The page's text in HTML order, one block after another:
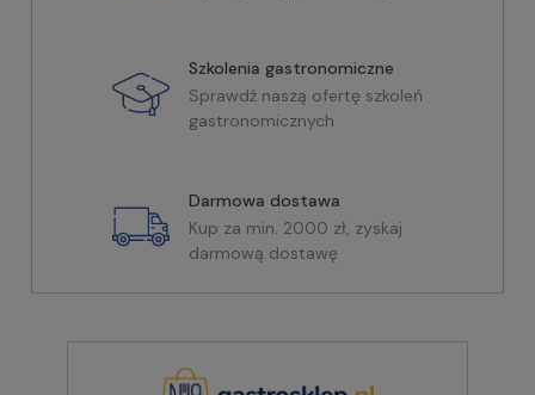
Szkolenia gastronomiczne
Sprawdź naszą ofertę szkoleń
gastronomicznych
Darmowa dostawa
Kup za min. 2000 zł, zyskaj
darmową dostawę